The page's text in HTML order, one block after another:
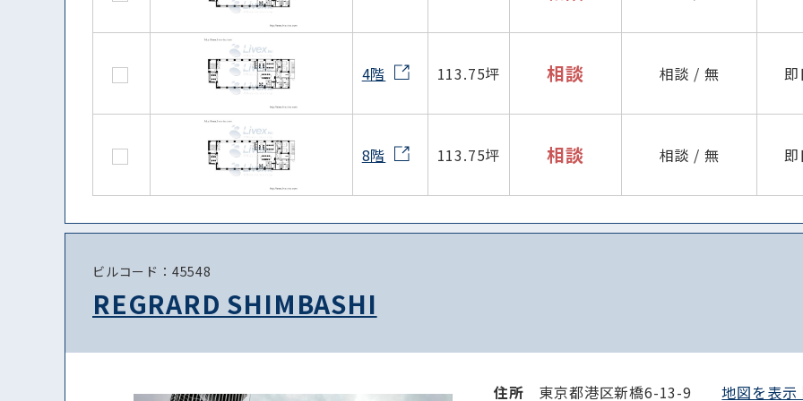
4階 113.75坪 相談 相談 / 無 即
8階 113.75坪 相談 相談 / 無 即
ビルコード：45548
REGRARD SHIMBASHI
住所 東京都港区新橋6-13-9地図を表